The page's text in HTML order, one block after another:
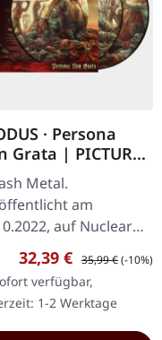
· Persona
Grata | PICTURE
Metal.
am
auf Nuclear
Records. Doppel
Vinyl im Gatefold-
Wenn die Urväter
Area-Thrash…
Verkaufspreis:
32,39 € Regulärer Preis:
35,99 €(-10%)
verfügbar,
1-2 Werktage